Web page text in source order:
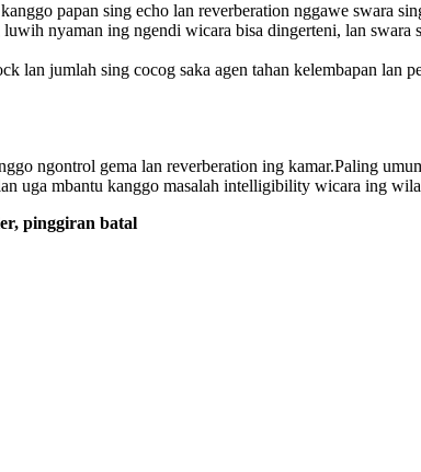
papan sing echo lan reverberation nggawe swara
nyaman ing ngendi wicara bisa dingerteni, lan swara
lan jumlah sing cocog saka agen tahan kelembapan lan
ngontrol gema lan reverberation ing kamar.Paling
uga mbantu kanggo masalah intelligibility wicara ing
pinggiran batal